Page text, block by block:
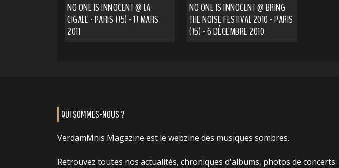
NO ONE IS INNOCENT @ LA
CIGALE - PARIS (75) - 17 MARS
2011
NO ONE IS INNOCENT @ BRING
THE NOISE FESTIVAL 2010 - PARIS
(75) - 6 DÉCEMBRE 2010
QUI SOMMES-NOUS ?
VerdamMnis Magazine est le webzine des musiques sombres.
Retrouvez toutes nos actualités, chroniques d'albums, photos de concerts